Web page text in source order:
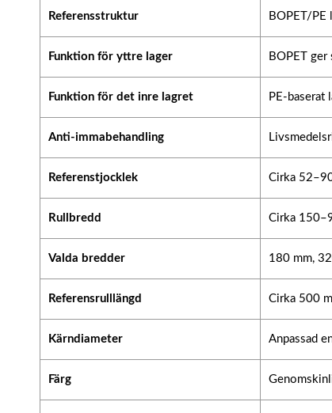
Referensstruktur BOPET/PE
Funktion för yttre lager BOPET
Funktion för det inre lagret PE-baserat
Anti-immabehandling
Referenstjocklek Cirka
Rullbredd Cirka
Valda bredder 180 mm,
Referensrulllängd Cirka 500
Kärndiameter Anpassad
Färg